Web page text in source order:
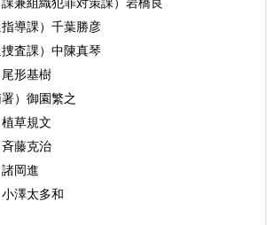
導課）千葉勝彦
査課）中陳真琴
形基樹
）御園繁之
草規文
藤克治
岡進
澤太多和